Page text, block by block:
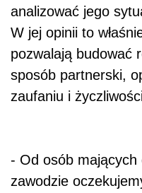
analizować jego
W jej opinii to
pozwalają budować
sposób partnerski,
zaufaniu i
- Od osób mających
zawodzie